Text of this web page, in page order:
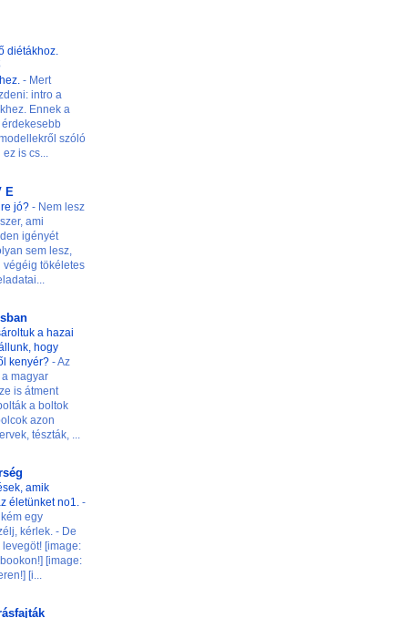
diétákhoz.
- Mert
intro a
Ennek a
szóló
is cs...
E
jó? - Nem lesz
ami
igényét
sem lesz,
végéig tökéletes
a hazai
hogy
kenyér? -Az
magyar
is átment
a boltok
azon
tészták, ...
amik
életünket no1. -
egy
kérlek. - De
[image:
[image:
[i...